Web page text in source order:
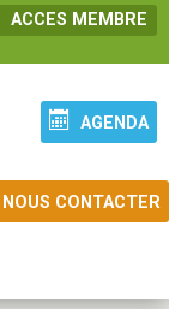
ACCES MEMBRE
AGENDA
NOUS CONTACTER